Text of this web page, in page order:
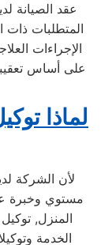
عقد الصيانة
المتطلبات ذات
الإجراءات
على أساس
لماذا
لأن الشركة
مستوي وخبرة
المنزل,
الخدمة